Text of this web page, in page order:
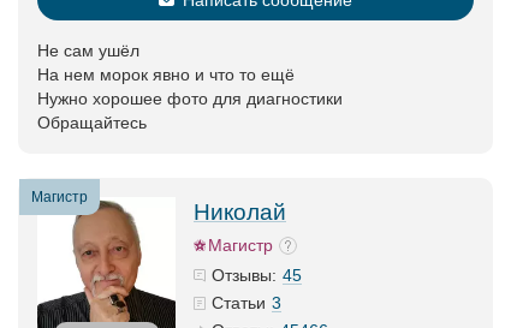
Не сам ушёл
На нем морок явно и что то ещё
Нужно хорошее фото для диагностики
Обращайтесь
Магистр
Николай
Магистр
Отзывы: 45
Статьи 3